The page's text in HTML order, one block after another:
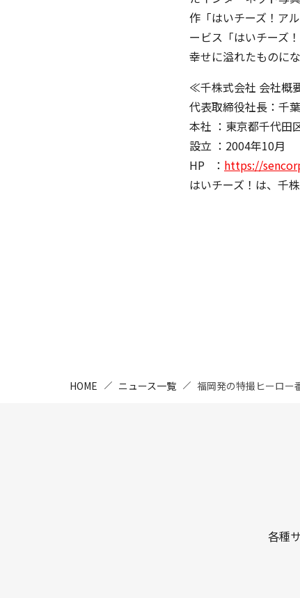
作「はいチーズ！ア
ービス「はいチーズ
幸せに溢れたものに
≪千株式会社 会社概
代表取締役社長：千
本社 ：東京都千代
設立 ：2004年10月
HP ： https://
はいチーズ！は、千
HOME ニュース一覧 福岡発の特撮ヒーロー
各種